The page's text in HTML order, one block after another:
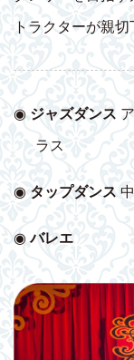
トラクターが親
◉ジャズダンス
ラス
◉タップダンス
◉バレエ